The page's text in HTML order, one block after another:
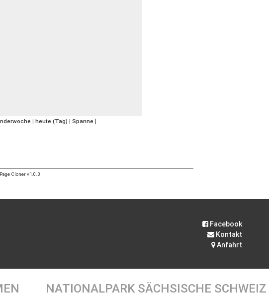
| heute (Tag) | Spanne ]
Cloner v1.0.3
Facebook
Kontakt
Anfahrt
NATIONALPARK SÄCHSISCHE SCHWEIZ